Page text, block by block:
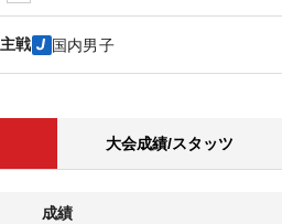
主戦 国内男子
大会成績/スタッツ
成績